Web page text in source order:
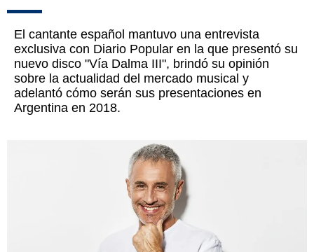
El cantante español mantuvo una entrevista
exclusiva con Diario Popular en la que presentó su
nuevo disco "Vía Dalma III", brindó su opinión
sobre la actualidad del mercado musical y
adelantó cómo serán sus presentaciones en
Argentina en 2018.